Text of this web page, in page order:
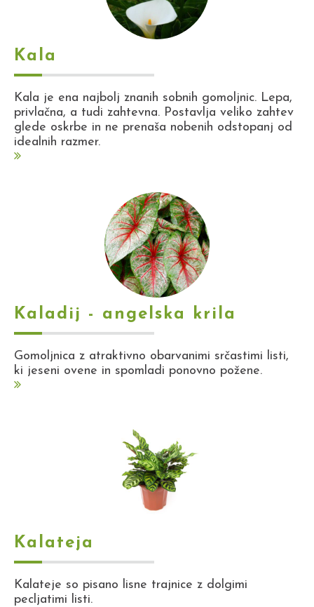
Kala
Kala je ena najbolj znanih sobnih gomoljnic. Lepa,
privlačna, a tudi zahtevna. Postavlja veliko zahtev
glede oskrbe in ne prenaša nobenih odstopanj od
idealnih razmer.
Kaladij - angelska krila
Gomoljnica z atraktivno obarvanimi srčastimi listi,
ki jeseni ovene in spomladi ponovno požene.
Kalateja
Kalateje so pisano lisne trajnice z dolgimi
pecljatimi listi.